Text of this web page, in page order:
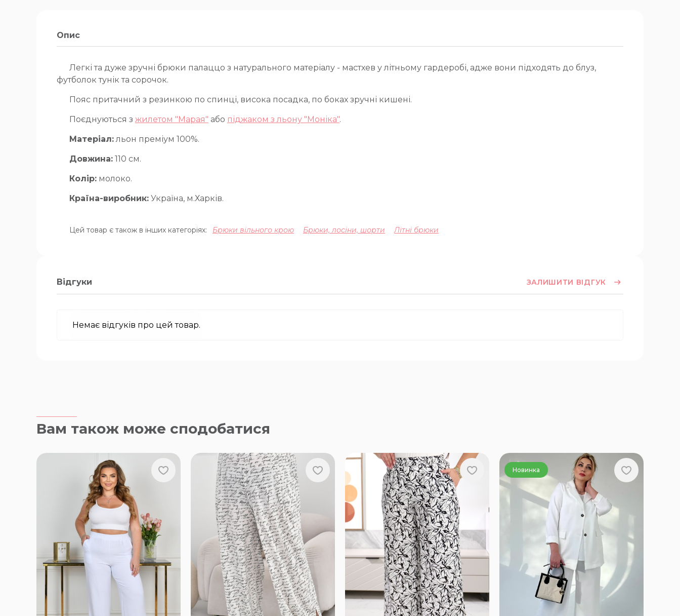
Опис
Легкі та дуже зручні брюки палаццо з натурального матеріалу - мастхев у літньому гардеробі, адже вони підходять до блуз,
футболок тунік та сорочок.
Пояс притачний з резинкою по спинці, висока посадка, по боках зручні кишені.
Поєднуються з жилетом "Марая" або піджаком з льону "Моніка".
Матеріал:льон преміум 100%.
Довжина: 110 см.
Колір: молоко.
Країна-виробник: Україна, м.Харків.
Цей товар є також в інших категоріях: Брюки вільного крою Брюки, лосіни, шорти Літні брюки
Відгуки ЗАЛИШИТИ ВІДГУК
Немає відгуків про цей товар.
Вам також може сподобатися
Новинка